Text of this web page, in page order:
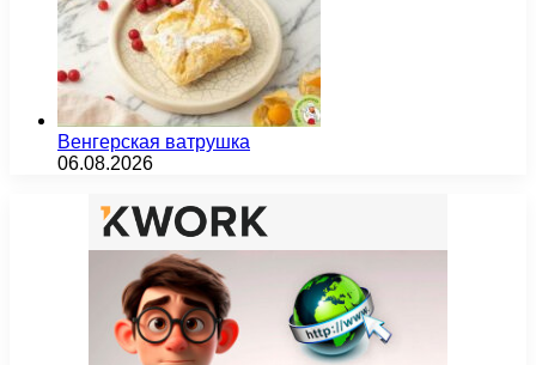
Венгерская ватрушка
06.08.2026